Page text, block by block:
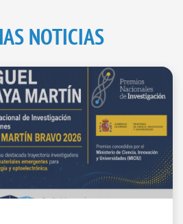
NOTICIAS